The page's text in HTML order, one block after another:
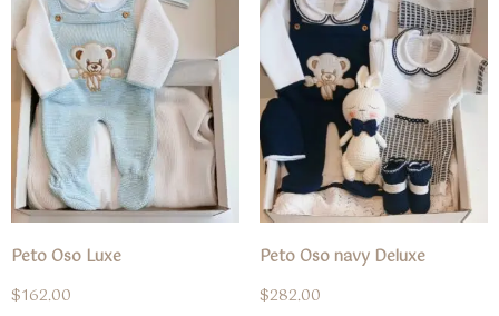
Peto Oso Luxe
$162.00
Peto Oso navy Deluxe
$282.00